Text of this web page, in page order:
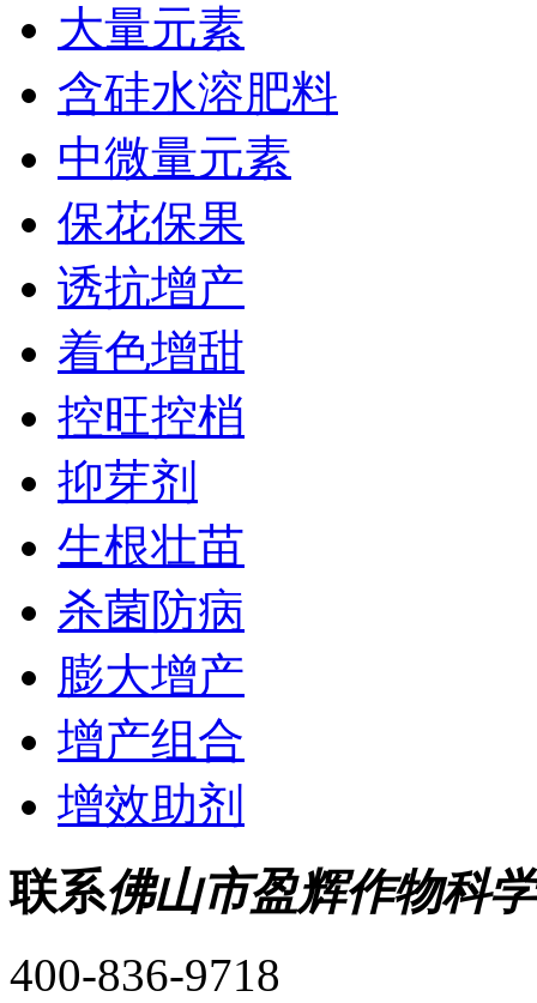
大量元素
含硅水溶肥料
中微量元素
保花保果
诱抗增产
着色增甜
控旺控梢
抑芽剂
生根壮苗
杀菌防病
膨大增产
增产组合
增效助剂
联系佛山市盈辉作物科
400-836-9718